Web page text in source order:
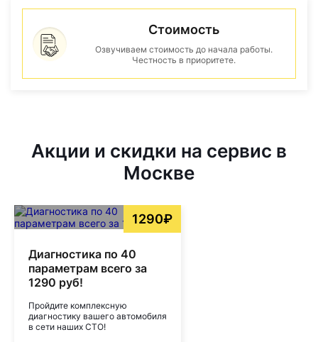
Стоимость
Озвучиваем стоимость до начала работы.
Честность в приоритете.
Акции и скидки на сервис в
Москве
1290₽
Диагностика по 40
параметрам всего за
1290 руб!
Пройдите комплексную
диагностику вашего автомобиля
в сети наших СТО!